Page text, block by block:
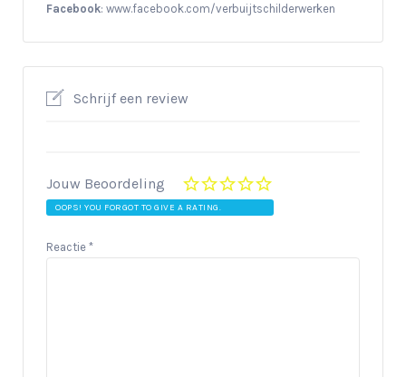
Facebook: www.facebook.com/verbuijtschilderwerken
Schrijf een review
Jouw Beoordeling
OOPS! YOU FORGOT TO GIVE A RATING.
Reactie *